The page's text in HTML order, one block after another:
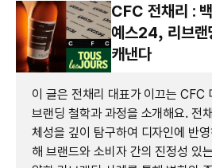
CFC 전채리 :
예스24, 리브랜
캐낸다
이 글은 전채리 대표가 이끄는 CFC
브랜딩 철학과 과정을 소개해요. 전
체성을 깊이 탐구하여 디자인에 반
해 브랜드와 소비자 간의 진정성 있